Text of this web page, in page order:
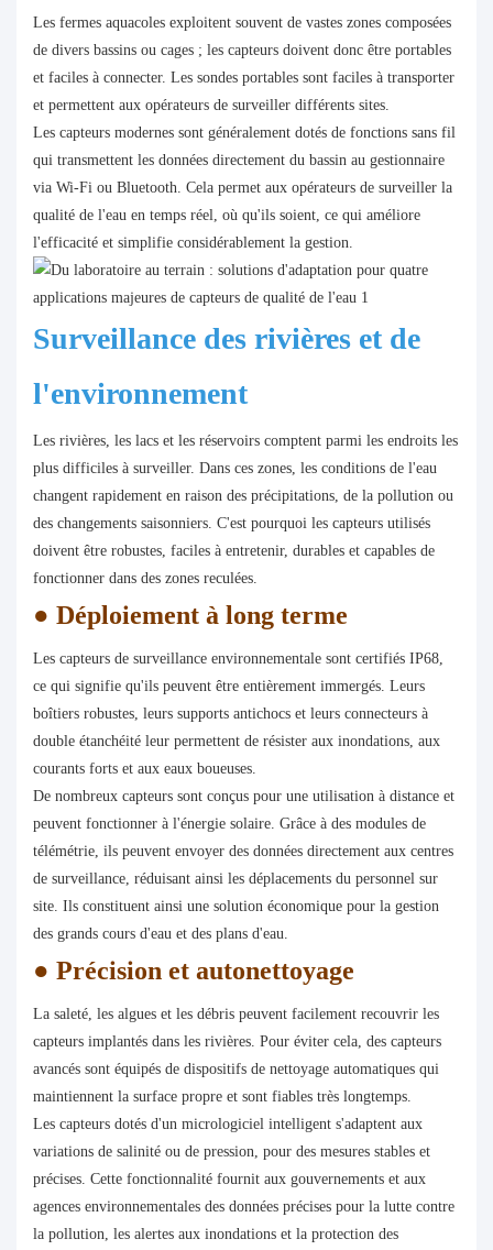
Les fermes aquacoles exploitent souvent de vastes zones composées
de divers bassins ou cages ; les capteurs doivent donc être portables
et faciles à connecter. Les sondes portables sont faciles à transporter
et permettent aux opérateurs de surveiller différents sites.
Les capteurs modernes sont généralement dotés de fonctions sans fil
qui transmettent les données directement du bassin au gestionnaire
via Wi-Fi ou Bluetooth. Cela permet aux opérateurs de surveiller la
qualité de l'eau en temps réel, où qu'ils soient, ce qui améliore
l'efficacité et simplifie considérablement la gestion.
Surveillance des rivières et de
l'environnement
Les rivières, les lacs et les réservoirs comptent parmi les endroits les
plus difficiles à surveiller. Dans ces zones, les conditions de l'eau
changent rapidement en raison des précipitations, de la pollution ou
des changements saisonniers. C'est pourquoi les capteurs utilisés
doivent être robustes, faciles à entretenir, durables et capables de
fonctionner dans des zones reculées.
● Déploiement à long terme
Les capteurs de surveillance environnementale sont certifiés IP68,
ce qui signifie qu'ils peuvent être entièrement immergés. Leurs
boîtiers robustes, leurs supports antichocs et leurs connecteurs à
double étanchéité leur permettent de résister aux inondations, aux
courants forts et aux eaux boueuses.
De nombreux capteurs sont conçus pour une utilisation à distance et
peuvent fonctionner à l'énergie solaire. Grâce à des modules de
télémétrie, ils peuvent envoyer des données directement aux centres
de surveillance, réduisant ainsi les déplacements du personnel sur
site. Ils constituent ainsi une solution économique pour la gestion
des grands cours d'eau et des plans d'eau.
● Précision et autonettoyage
La saleté, les algues et les débris peuvent facilement recouvrir les
capteurs implantés dans les rivières. Pour éviter cela, des capteurs
avancés sont équipés de dispositifs de nettoyage automatiques qui
maintiennent la surface propre et sont fiables très longtemps.
Les capteurs dotés d'un micrologiciel intelligent s'adaptent aux
variations de salinité ou de pression, pour des mesures stables et
précises. Cette fonctionnalité fournit aux gouvernements et aux
agences environnementales des données précises pour la lutte contre
la pollution, les alertes aux inondations et la protection des